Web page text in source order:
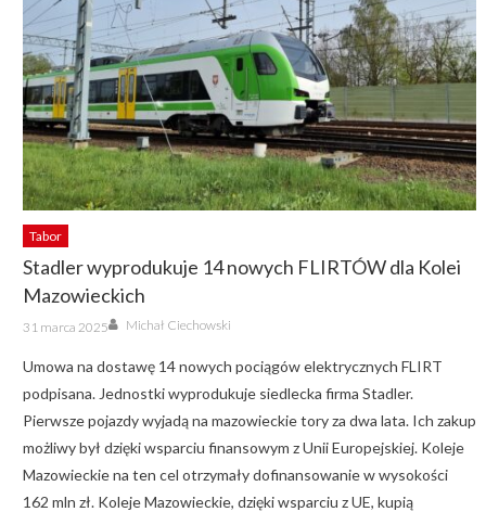
Tabor
Stadler wyprodukuje 14 nowych FLIRTÓW dla Kolei
Mazowieckich
Posted
on
31 marca 2025 Author
Michał Ciechowski
Umowa na dostawę 14 nowych pociągów elektrycznych FLIRT
podpisana. Jednostki wyprodukuje siedlecka firma Stadler.
Pierwsze pojazdy wyjadą na mazowieckie tory za dwa lata. Ich zakup
możliwy był dzięki wsparciu finansowym z Unii Europejskiej. Koleje
Mazowieckie na ten cel otrzymały dofinansowanie w wysokości
162 mln zł. Koleje Mazowieckie, dzięki wsparciu z UE, kupią